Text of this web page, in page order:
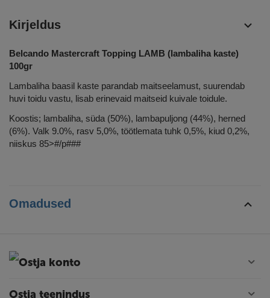
Kirjeldus
Belcando Mastercraft Topping LAMB (lambaliha kaste)
100gr
Lambaliha baasil kaste parandab maitseelamust, suurendab
huvi toidu vastu, lisab erinevaid maitseid kuivale toidule.
Koostis; lambaliha, süda (50%), lambapuljong (44%), herned
(6%). Valk 9.0%, rasv 5,0%, töötlemata tuhk 0,5%, kiud 0,2%,
niiskus 85>#/p###
Omadused
Ostja konto
Ostja teenindus